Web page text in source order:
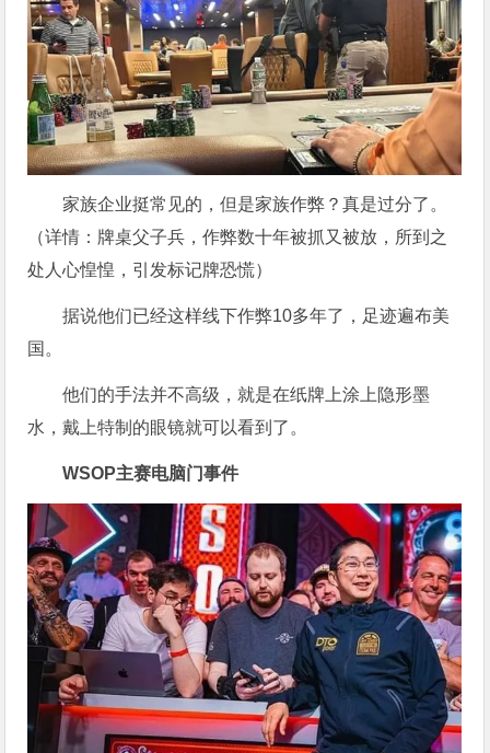
家族企业挺常见的，但是家族作弊？真是过分了。
（详情： 牌桌父子兵，作弊数十年被抓又被放，所到之
处人心惶惶，引发标记牌恐慌）
据说他们已经这样线下作弊10多年了，足迹遍布美
国。
他们的手法并不高级，就是在纸牌上涂上隐形墨
水，戴上特制的眼镜就可以看到了。
WSOP主赛电脑门事件